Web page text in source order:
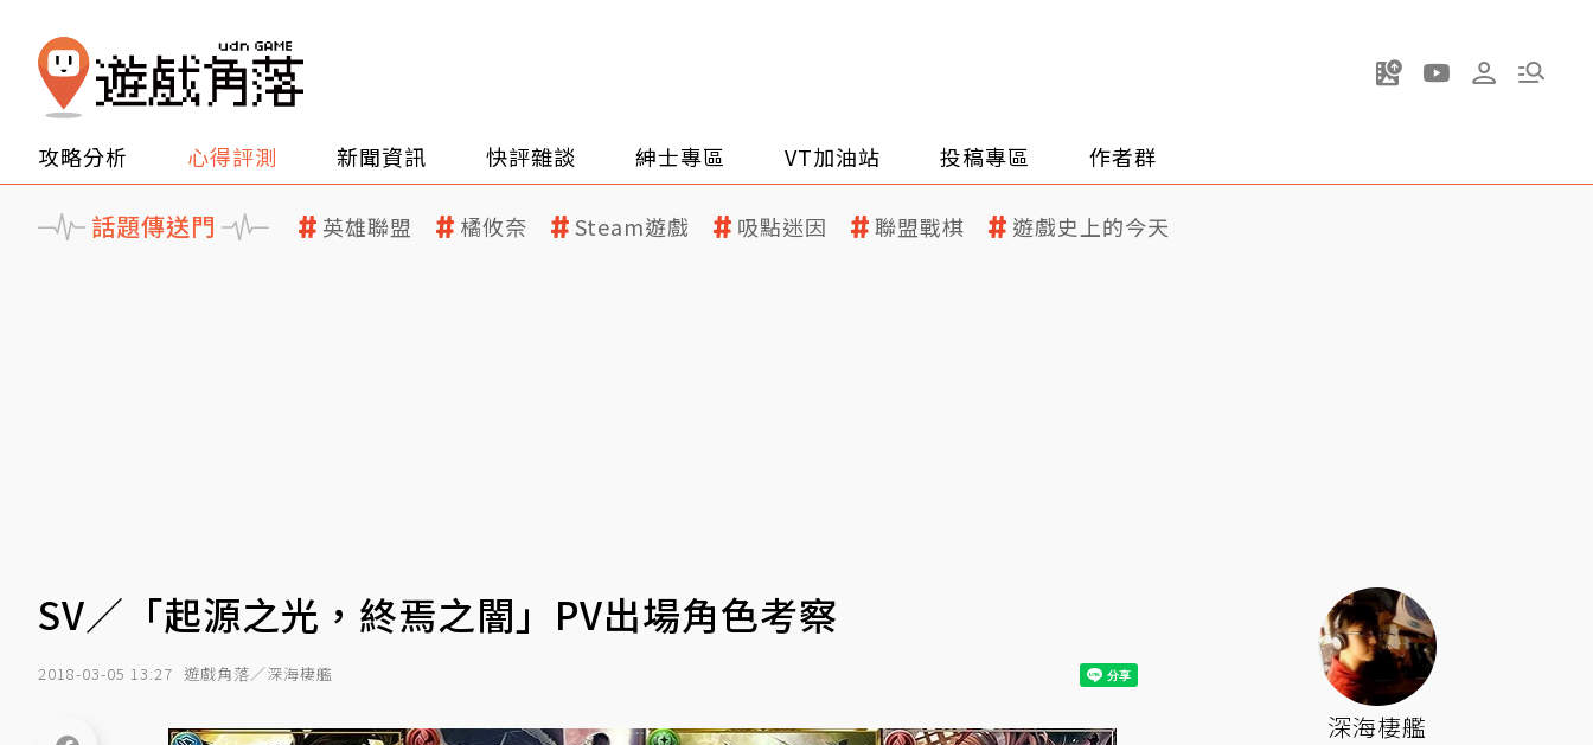
攻略分析 心得評測 新聞資訊 快評雜談 紳士專區 VT加油站 投稿專區 作者群
話題傳送門 英雄聯盟 橘攸奈 Steam遊戲 吸點迷因 聯盟戰棋 遊戲史上的今天
SV／「起源之光，終焉之闇」PV出場角色考察
2018-03-05 13:27 遊戲角落／深海棲艦
深海棲艦